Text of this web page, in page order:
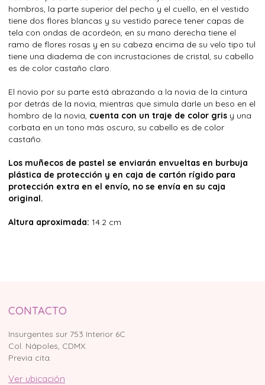
hombros, la parte superior del pecho y el cuello, en el vestido
tiene dos flores blancas y su vestido parece tener capas de
tela con ondas de acordeón, en su mano derecha tiene el
ramo de flores rosas y en su cabeza encima de su velo tipo tul
tiene una diadema de con incrustaciones de cristal, su cabello
es de color castaño claro.
El novio por su parte está abrazando a la novia de la cintura
por detrás de la novia, mientras que simula darle un beso en el
hombro de la novia, cuenta con un traje de color gris y una
corbata en un tono más oscuro, su cabello es de color
castaño.
Los muñecos de pastel se enviarán envueltas en burbuja
plástica de protección y en caja de cartón rígido para
protección extra en el envío, no se envía en su caja
original.
Altura aproximada: 14.2 cm
CONTACTO
Insurgentes sur 753 Interior 6C
Col. Nápoles, CDMX.
Previa cita.
Ver ubicación